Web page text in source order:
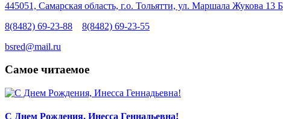
445051, Самарская область, г.о. Тольятти, ул. Маршала Жукова 13 Б
8(8482) 69-23-88
8(8482) 69-23-55
bsred@mail.ru
Самое читаемое
С Днем Рождения, Инесса Геннадьевна!